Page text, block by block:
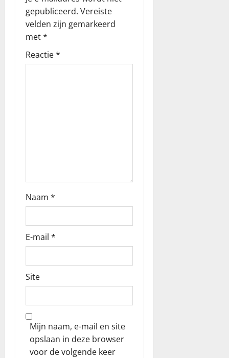
n
a
v
i
e
gepubliceerd. Vereiste
velden zijn gemarkeerd
met*
Reactie*
Naam *
E-mail *
Site
Mijn naam, e-mail en site
opslaan in deze browser
voor de volgende keer